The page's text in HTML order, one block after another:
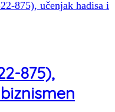
875),